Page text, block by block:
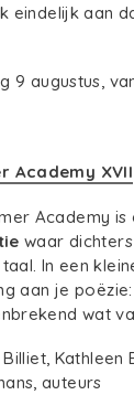
eindelijk aan
9 augustus,
Academy XVII
Academy is
waar
In een
aan je poëzie:
wat
Kathleen
auteurs